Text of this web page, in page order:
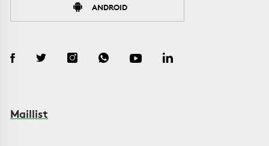
ANDROID
Maillist